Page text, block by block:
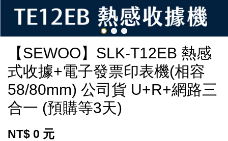
【SEWOO】SLK-T12EB 熱感
式收據+電子發票印表機(相容
58/80mm) 公司貨 U+R+網路三
合一 (預購等3天)
NT$ 0 元